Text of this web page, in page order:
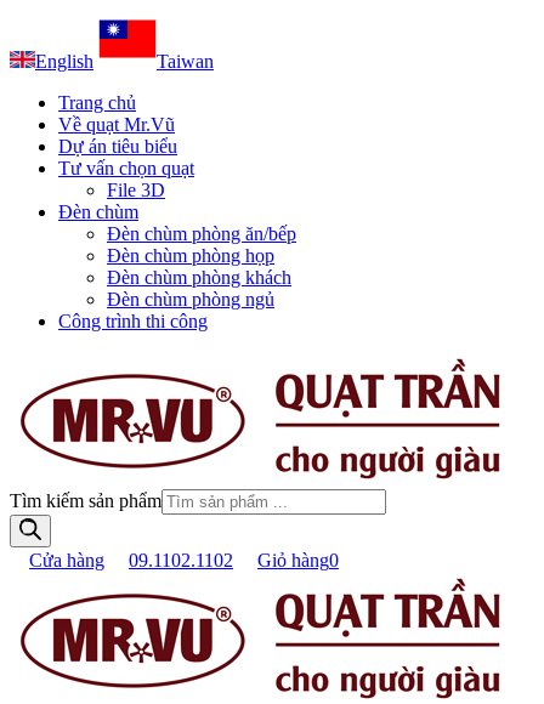
English
Taiwan
Trang chủ
Về quạt Mr.Vũ
Dự án tiêu biểu
Tư vấn chọn quạt
File 3D
Đèn chùm
Đèn chùm phòng ăn/bếp
Đèn chùm phòng họp
Đèn chùm phòng khách
Đèn chùm phòng ngủ
Công trình thi công
Tìm kiếm sản phẩm
Cửa hàng 09.1102.1102 Giỏ hàng0